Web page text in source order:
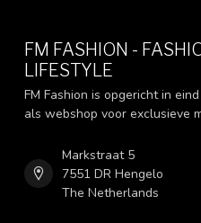
FM FASHION -
LIFESTYLE
FM Fashion is opgericht in
als webshop voor exclusieve
Markstraat 5
7551 DR Hengelo
The Netherlands